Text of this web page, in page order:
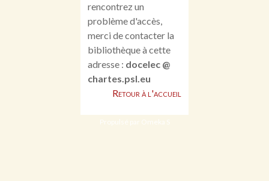
rencontrez un
problème d'accès,
merci de contacter la
bibliothèque à cette
adresse : docelec @
chartes.psl.eu
Retour à l'accueil
Propulsé par Omeka S